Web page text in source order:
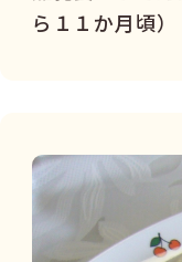
ら１１か月頃）